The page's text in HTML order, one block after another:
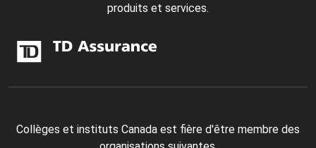
produits et services.
Collèges et instituts Canada est fière d'être membre des